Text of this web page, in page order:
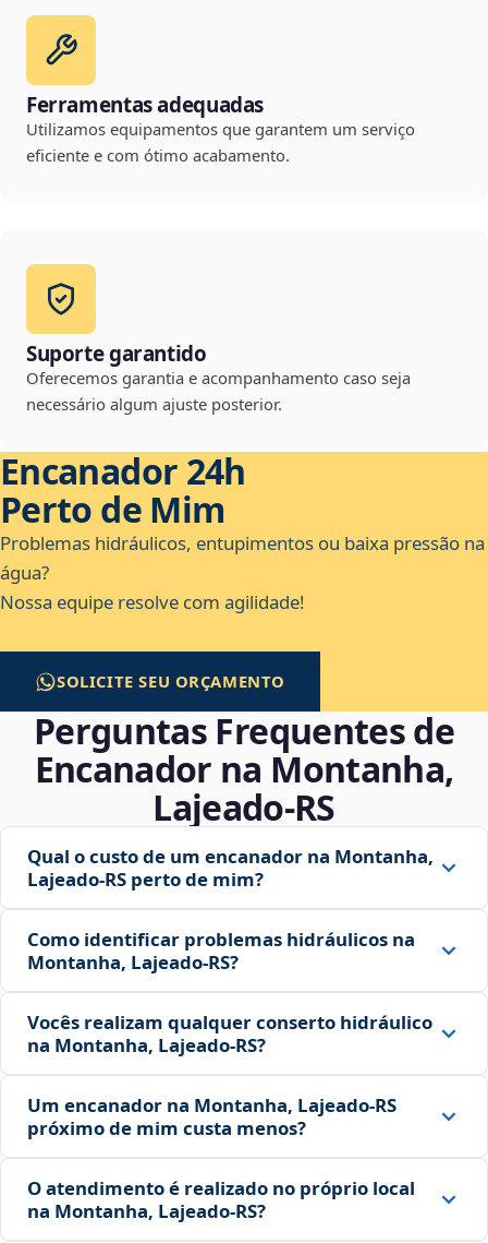
Ferramentas adequadas
Utilizamos equipamentos que garantem um serviço
eficiente e com ótimo acabamento.
Suporte garantido
Oferecemos garantia e acompanhamento caso seja
necessário algum ajuste posterior.
Encanador 24h
Perto de Mim
Problemas hidráulicos, entupimentos ou baixa pressão na
água?
Nossa equipe resolve com agilidade!
SOLICITE SEU ORÇAMENTO
Perguntas Frequentes de
Encanador na Montanha,
Lajeado‑RS
Qual o custo de um encanador na Montanha,
Lajeado‑RS perto de mim?
Como identificar problemas hidráulicos na
Montanha, Lajeado‑RS?
Vocês realizam qualquer conserto hidráulico
na Montanha, Lajeado‑RS?
Um encanador na Montanha, Lajeado‑RS
próximo de mim custa menos?
O atendimento é realizado no próprio local
na Montanha, Lajeado‑RS?